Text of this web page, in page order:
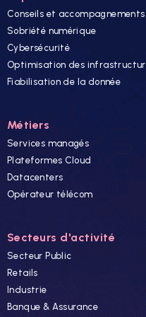
Conseils et accompagnements
Sobriété numérique
Cybersécurité
Optimisation des
Fiabilisation de la donnée
Métiers
Services managés
Plateformes Cloud
Datacenters
Opérateur télécom
Secteurs d'activité
Secteur Public
Retails
Industrie
Banque & Assurance